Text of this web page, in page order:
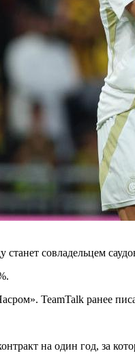
совладельцем
TeamTalk ранее
на один год, за